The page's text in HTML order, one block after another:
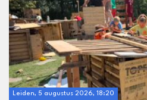
Leiden, 5 augustus 2026, 18:20